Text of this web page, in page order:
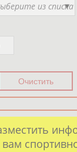
из списка